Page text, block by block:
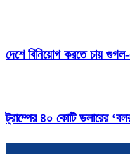
দেশে বিনিয়োগ করতে চায়
ট্রাম্পের ৪০ কোটি ডলারের